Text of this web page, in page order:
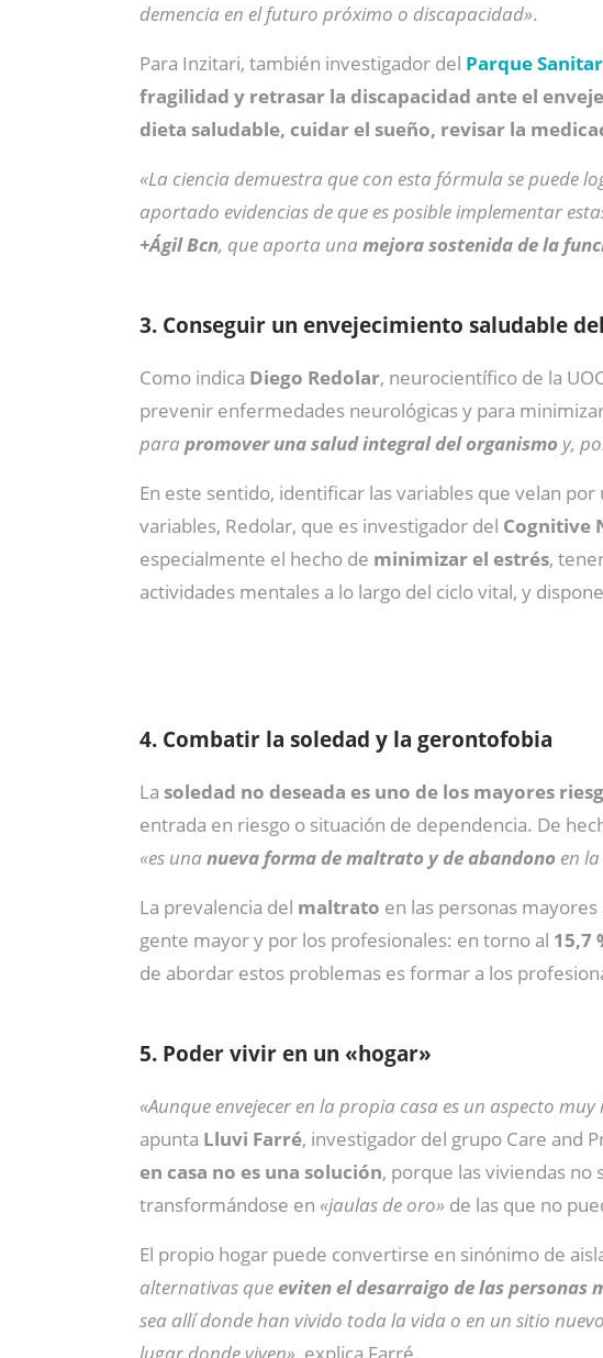
demencia en el futuro próximo o discapacidad».
Para Inzitari, también investigador del Parque
fragilidad y retrasar la discapacidad ante el
dieta saludable, cuidar el sueño, revisar la
«La ciencia demuestra que con esta fórmula se puede
aportado evidencias de que es posible implementar
+Ágil Bcn, que aporta una mejora sostenida de la
3. Conseguir un envejecimiento saludable
Como indica Diego Redolar, neurocientífico de la
prevenir enfermedades neurológicas y para
para promover una salud integral del organismo y,
En este sentido, identificar las variables que velan
variables, Redolar, que es investigador del Cognitive
especialmente el hecho de minimizar el estrés,
actividades mentales a lo largo del ciclo vital, y
4. Combatir la soledad y la gerontofobia
La soledad no deseada es uno de los mayores
entrada en riesgo o situación de dependencia. De
«es una nueva forma de maltrato y de abandono en
La prevalencia del maltrato en las personas
gente mayor y por los profesionales: en torno al 15,7
de abordar estos problemas es formar a los
5. Poder vivir en un «hogar»
«Aunque envejecer en la propia casa es un aspecto
apunta Lluvi Farré, investigador del grupo Care and
en casa no es una solución, porque las viviendas no
transformándose en «jaulas de oro» de las que no
El propio hogar puede convertirse en sinónimo de
alternativas queeviten el desarraigo de las personas
sea allí donde han vivido toda la vida o en un sitio